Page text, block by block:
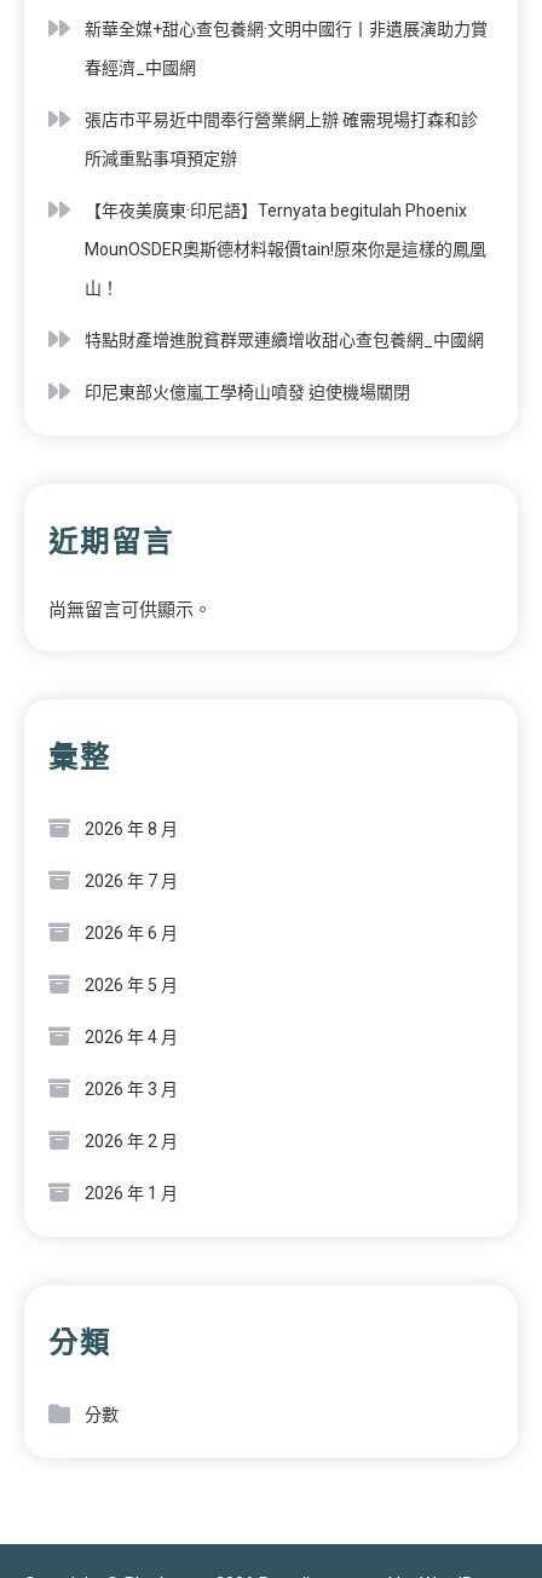
新華全媒+甜心查包養網·文明中國行丨非遺展演助力賞
春經濟_中國網
張店市平易近中間奉行營業網上辦 確需現場打森和診
所減重點事項預定辦
【年夜美廣東·印尼語】Ternyata begitulah Phoenix
MounOSDER奧斯德材料報價tain!原來你是這樣的鳳凰
山！
特點財產增進脫貧群眾連續增收甜心查包養網_中國網
印尼東部火億嵐工學椅山噴發 迫使機場關閉
近期留言
尚無留言可供顯示。
彙整
2026 年 8 月
2026 年 7 月
2026 年 6 月
2026 年 5 月
2026 年 4 月
2026 年 3 月
2026 年 2 月
2026 年 1 月
分類
分數